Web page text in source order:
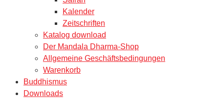
Kalender
Zeitschriften
Katalog download
Der Mandala Dharma-Shop
Allgemeine Geschäftsbedingungen
Warenkorb
Buddhismus
Downloads